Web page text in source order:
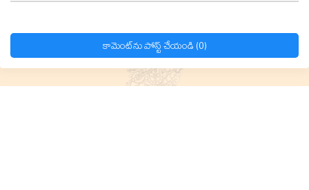
కామెంట్‌ను పోస్ట్ చేయండి (0)